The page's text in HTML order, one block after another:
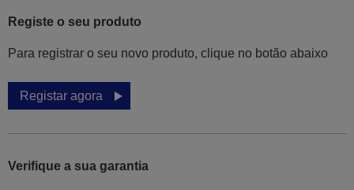
Registe o seu produto
Para registrar o seu novo produto, clique no botão abaixo
Registar agora
Verifique a sua garantia